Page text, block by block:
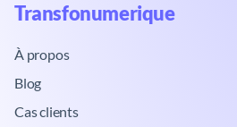
Transfonumerique​
À propos
Blog
Cas clients